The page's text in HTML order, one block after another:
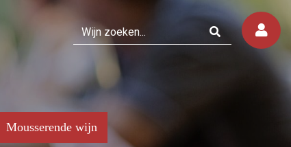
Mousserende wijn